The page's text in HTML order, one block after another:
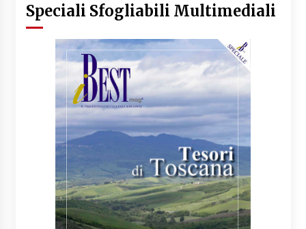
Speciali Sfogliabili Multimediali